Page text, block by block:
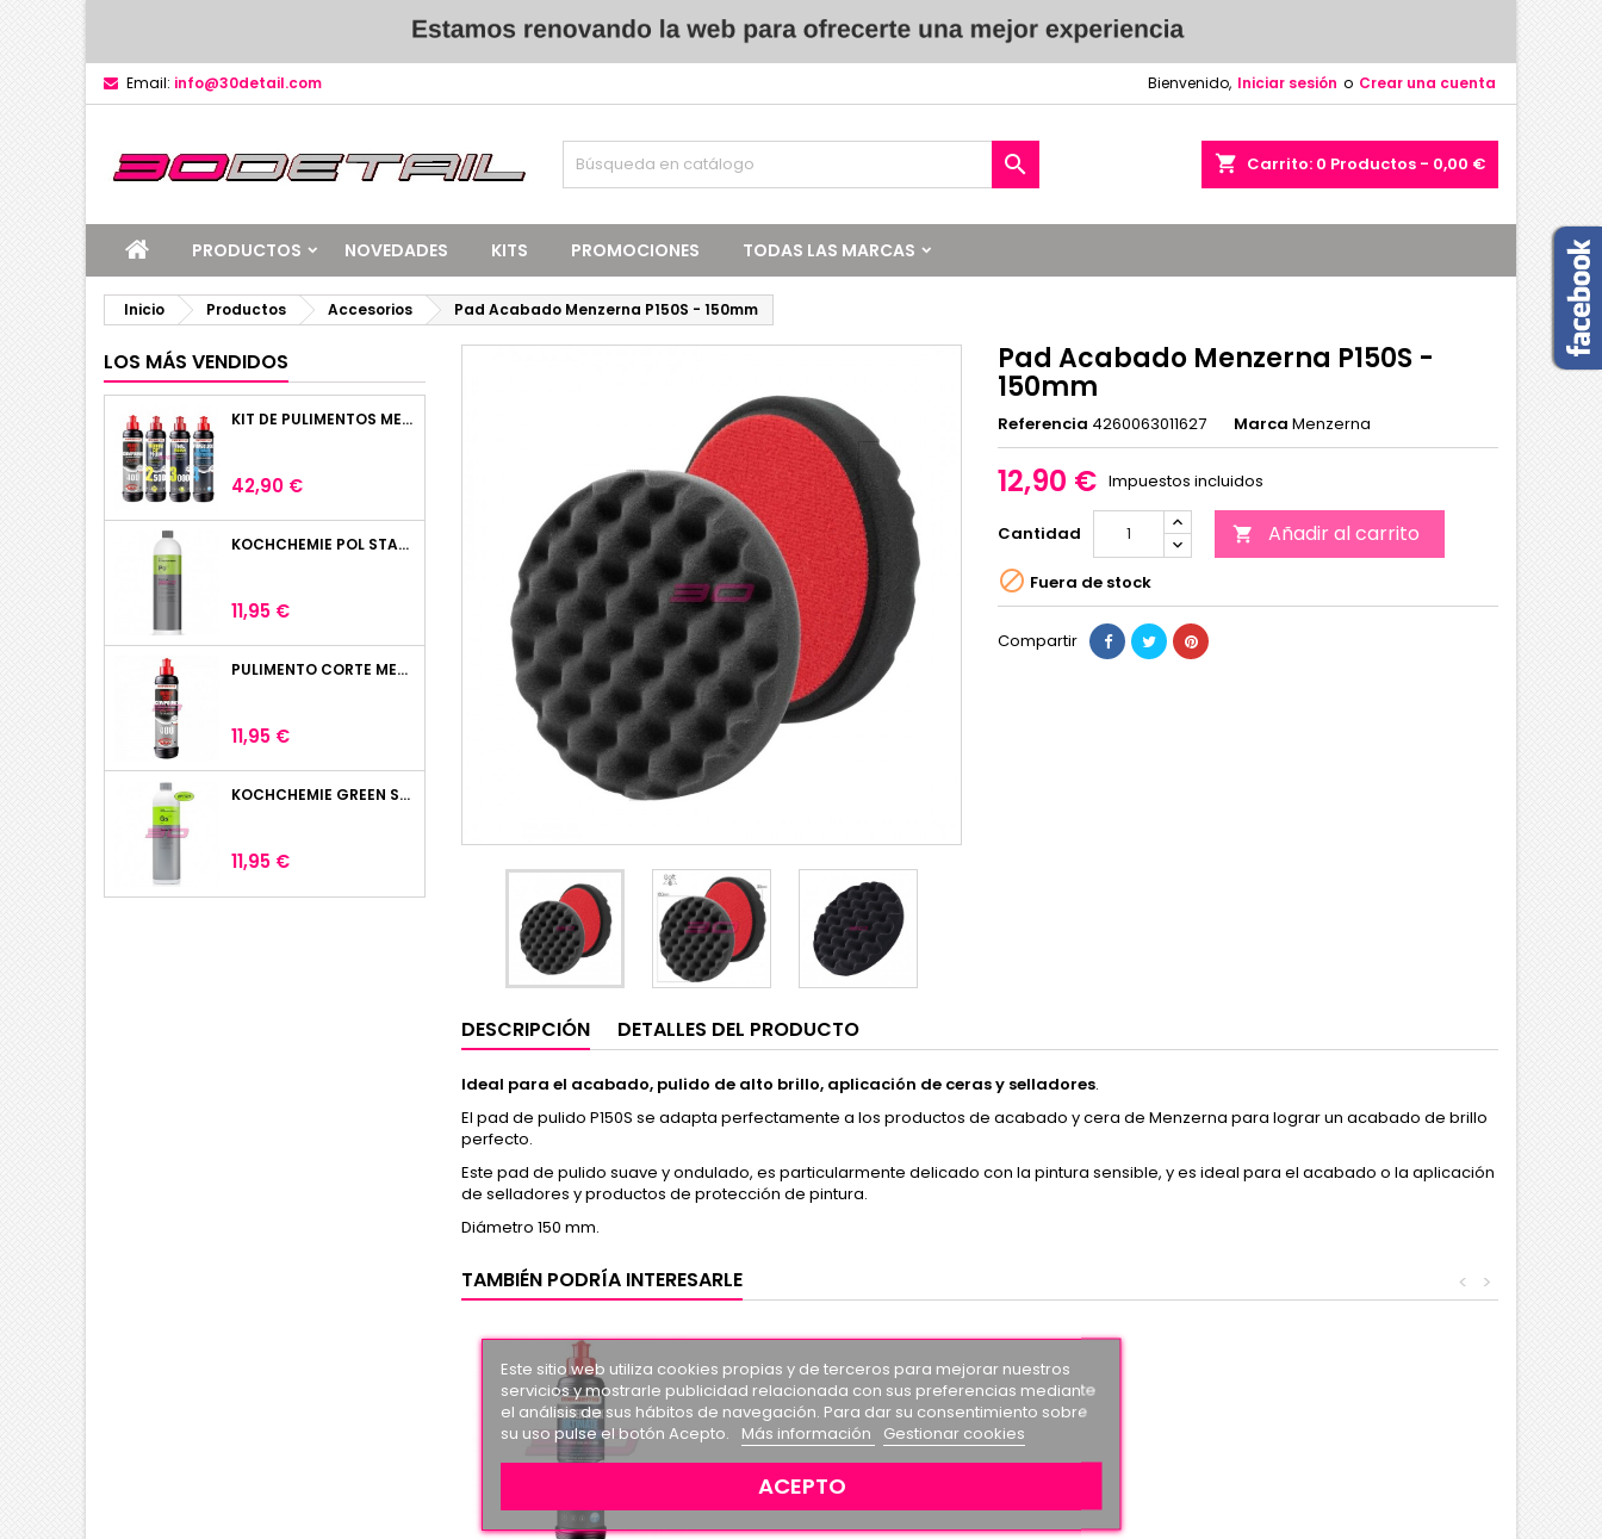
Email: info@30detail.com Bienvenido, Iniciar sesión o Crear una cuenta
shopping_cart Carrito: 0 Productos - 0,00 €

PRODUCTOS NOVEDADES KITS PROMOCIONES TODAS LAS MARCAS
Inicio Productos Accesorios Pad Acabado Menzerna P150S - 150mm
LOS MÁS VENDIDOS
KIT DE PULIMENTOS MENZERNA 4 X 250ML
Precio
42,90 €
KOCHCHEMIE POL STAR 1L
Precio
11,95 €
PULIMENTO CORTE MENZERNA HEAVY CUT 400 250ML
Precio
11,95 €
KOCHCHEMIE GREEN STAR LIMPIADOR UNIVERSAL 1L
Precio
11,95 €
Pad Acabado Menzerna P150S -
150mm
Referencia 4260063011627 Marca Menzerna
12,90 € Impuestos incluidos
Cantidad  Añadir al carrito
 Fuera de stock
Compartir
DESCRIPCIÓN DETALLES DEL PRODUCTO
Ideal para el acabado, pulido de alto brillo, aplicación de ceras y selladores.
El pad de pulido P150S se adapta perfectamente a los productos de acabado y cera de Menzerna para lograr un acabado de brillo
perfecto.
Este pad de pulido suave y ondulado, es particularmente delicado con la pintura sensible, y es ideal para el acabado o la aplicación
de selladores y productos de protección de pintura.
Diámetro 150 mm.
TAMBIÉN PODRÍA INTERESARLE >
<
Este sitio web utiliza cookies propias y de terceros para mejorar nuestros
servicios y mostrarle publicidad relacionada con sus preferencias mediante
el análisis de sus hábitos de navegación. Para dar su consentimiento sobre
su uso pulse el botón Acepto.
Más información Gestionar cookies
ACEPTO